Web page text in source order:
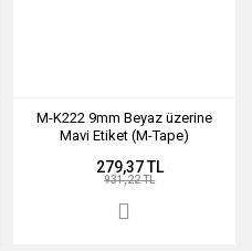
M-K222 9mm Beyaz üzerine
Mavi Etiket (M-Tape)
279,37 TL
931,22 TL